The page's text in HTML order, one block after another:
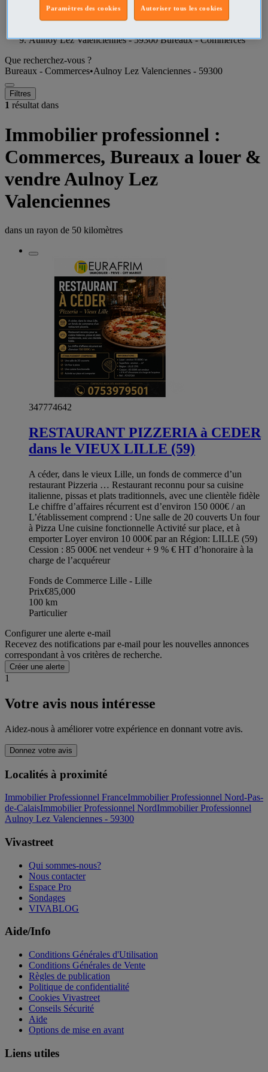
Nord Bureaux - Commerces
Aulnoy Lez Valenciennes - 59300 Bureaux - Commerces
Que recherchez-vous ?
Bureaux - Commerces•Aulnoy Lez Valenciennes - 59300
Filtres
1 résultat dans
Immobilier professionnel :
Commerces, Bureaux a louer &
vendre Aulnoy Lez
Valenciennes
dans un rayon de 50 kilomètres
347774642
RESTAURANT PIZZERIA à CEDER
dans le VIEUX LILLE (59)
A céder, dans le vieux Lille, un fonds de commerce d’un
restaurant Pizzeria … Restaurant reconnu pour sa cuisine
italienne, pissas et plats traditionnels, avec une clientèle fidèle
Le chiffre d’affaires récurrent est d’environ 150 000€ / an
L’établissement comprend : Une salle de 20 couverts Un four
à Pizza Une cuisine fonctionnelle Activité sur place, et à
emporter Loyer environ 10 000€ par an Région: LILLE (59)
Cession : 85 000€ net vendeur + 9 % € HT d’honoraire à la
charge de l’acquéreur
Fonds de Commerce Lille - Lille
Prix€85,000
100 km
Particulier
Configurer une alerte e-mail
Recevez des notifications par e-mail pour les nouvelles annonces
correspondant à vos critères de recherche.
Créer une alerte
1
Votre avis nous intéresse
Aidez-nous à améliorer votre expérience en donnant votre avis.
Donnez votre avis
Localités à proximité
Immobilier Professionnel FranceImmobilier Professionnel Nord-Pas-
de-CalaisImmobilier Professionnel NordImmobilier Professionnel
Aulnoy Lez Valenciennes - 59300
Vivastreet
Qui sommes-nous?
Nous contacter
Espace Pro
Sondages
VIVABLOG
Aide/Info
Conditions Générales d'Utilisation
Conditions Générales de Vente
Règles de publication
Politique de confidentialité
Cookies Vivastreet
Conseils Sécurité
Aide
Options de mise en avant
Liens utiles
Autoriser tous les cookies
Paramètres des cookies